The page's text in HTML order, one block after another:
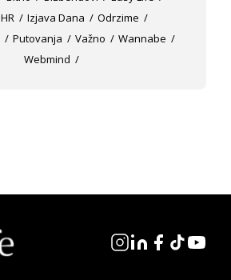
HR Izjava Dana
Odrzime
Putovanja Važno
Wannabe
Webmind